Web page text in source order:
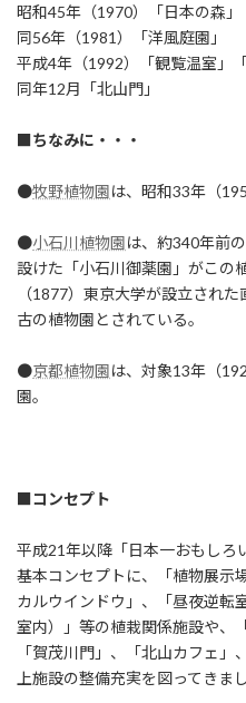
昭和45年（1970）「日本の森」
同56年（1981）「洋風庭園」
平成4年（1992）「観覧温室」
同年12月「北山門」
■ちなみに・・・
●牧野植物園は、昭和33年（
●小石川植物園は、約340年前
設けた「小石川御薬園」がこの
（1877）東京大学が設立され
古の植物園とされている。
●京都植物園は、対象13年（
園。
■コンセプト
平成21年以降「日本一おもしろ
基本コンセプトに、「植物展示
カルウインドウ」、「昼夜逆転
室内）」等の植栽関係施設や、
「賀茂川門」、「北山カフェ
上施設の整備充実を図ってきまし